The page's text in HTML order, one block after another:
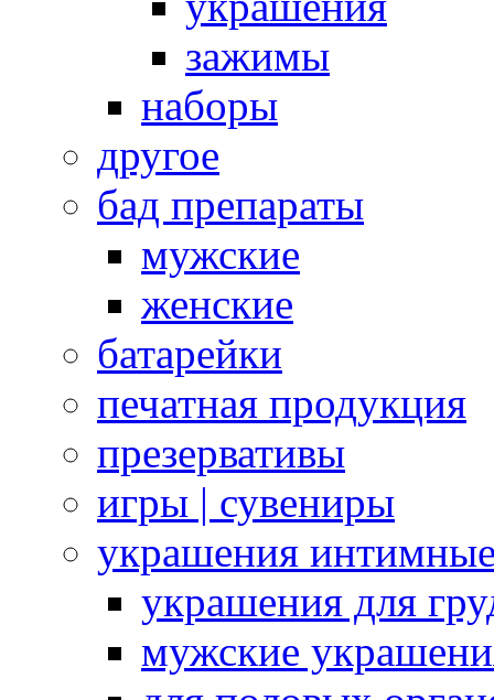
зажимы
наборы
другое
бад препараты
мужские
женские
батарейки
печатная продукция
презервативы
игры | сувениры
украшения
украшения для
мужские